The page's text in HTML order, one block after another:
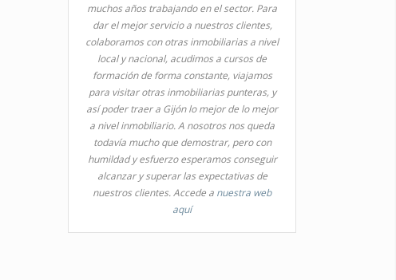
muchos años trabajando en el sector. Para
dar el mejor servicio a nuestros clientes,
colaboramos con otras inmobiliarias a nivel
local y nacional, acudimos a cursos de
formación de forma constante, viajamos
para visitar otras inmobiliarias punteras, y
así poder traer a Gijón lo mejor de lo mejor
a nivel inmobiliario. A nosotros nos queda
todavía mucho que demostrar, pero con
humildad y esfuerzo esperamos conseguir
alcanzar y superar las expectativas de
nuestros clientes. Accede a nuestra web
aquí